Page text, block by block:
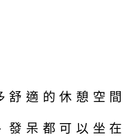
舒適的休憩空間
發呆都可以坐在